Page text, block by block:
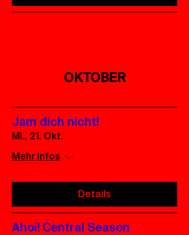
OKTOBER
Jam dich nicht!
Mi., 21. Okt.
Mehr Infos
Details
Ahoi! Central Season